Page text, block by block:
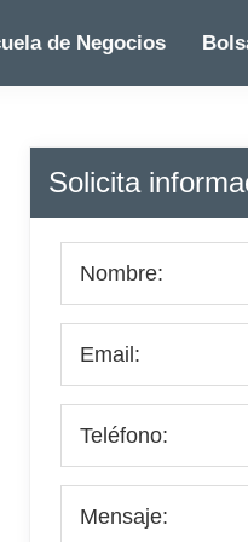
de Negocios
Barra
lateral
principal
Solicita